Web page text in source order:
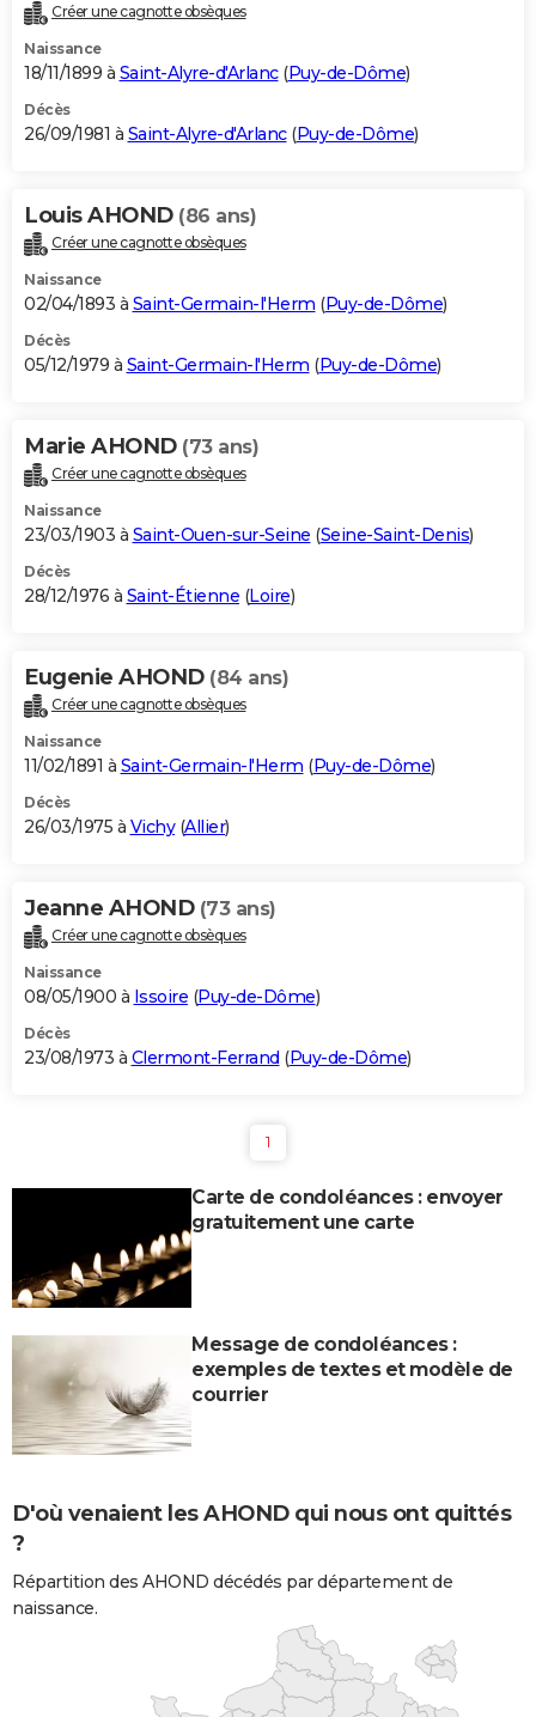
Créer une cagnotte obsèques
Naissance
18/11/1899 à Saint-Alyre-d'Arlanc(Puy-de-Dôme)
Décès
26/09/1981 à Saint-Alyre-d'Arlanc(Puy-de-Dôme)
Louis AHOND (86 ans)
Créer une cagnotte obsèques
Naissance
02/04/1893 à Saint-Germain-l'Herm (Puy-de-Dôme)
Décès
05/12/1979 à Saint-Germain-l'Herm (Puy-de-Dôme)
Marie AHOND (73 ans)
Créer une cagnotte obsèques
Naissance
23/03/1903 à Saint-Ouen-sur-Seine (Seine-Saint-Denis)
Décès
28/12/1976 à Saint-Étienne (Loire)
Eugenie AHOND (84 ans)
Créer une cagnotte obsèques
Naissance
11/02/1891 à Saint-Germain-l'Herm (Puy-de-Dôme)
Décès
26/03/1975 à Vichy(Allier)
Jeanne AHOND (73 ans)
Créer une cagnotte obsèques
Naissance
08/05/1900 à Issoire (Puy-de-Dôme)
Décès
23/08/1973 à Clermont-Ferrand (Puy-de-Dôme)
1
Carte de condoléances : envoyer
gratuitement une carte
Message de condoléances :
exemples de textes et modèle de
courrier
D'où venaient les AHOND qui nous ont quittés
?
Répartition des AHOND décédés par département de
naissance.